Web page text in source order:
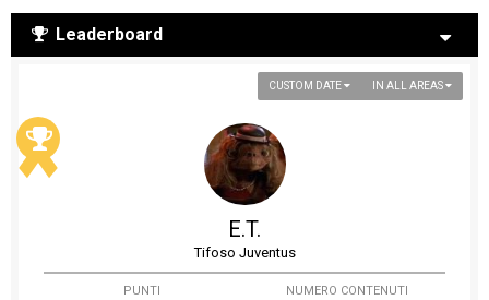
Leaderboard
IN ALL AREAS
CUSTOM DATE
E.T.
Tifoso Juventus
PUNTI NUMERO CONTENUTI